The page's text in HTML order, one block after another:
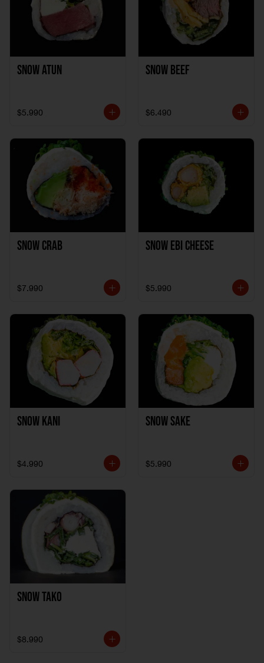
Snow Atun
$5.990
Snow Beef
$6.490
Snow Crab
$7.990
Snow Ebi Cheese
$5.990
Snow Kani
$4.990
Snow Sake
$5.990
Snow Tako
$8.990